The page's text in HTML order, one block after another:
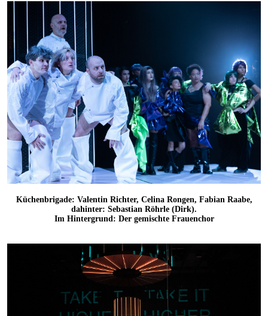
Küchenbrigade: Valentin Richter, Celina Rongen, Fabian Raabe,
dahinter: Sebastian Röhrle (Dirk).
Im Hintergrund: Der gemischte Frauenchor